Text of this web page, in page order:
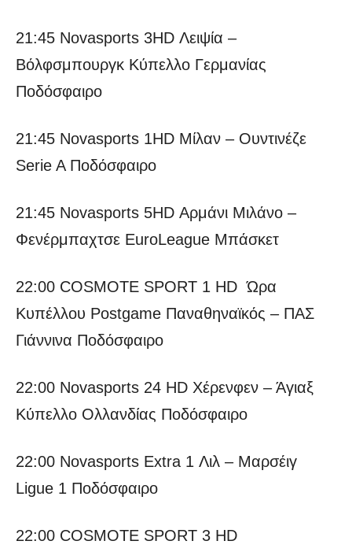
21:45 Novasports 3HD Λειψία –
Βόλφσμπουργκ Κύπελλο Γερμανίας
Ποδόσφαιρο
21:45 Novasports 1HD Μίλαν – Ουντινέζε
Serie A Ποδόσφαιρο
21:45 Novasports 5HD Αρμάνι Μιλάνο –
Φενέρμπαχτσε EuroLeague Μπάσκετ
22:00 COSMOTE SPORT 1 HD Ώρα
Κυπέλλου Postgame Παναθηναϊκός – ΠΑΣ
Γιάννινα Ποδόσφαιρο
22:00 Novasports 24 HD Χέρενφεν – Άγιαξ
Κύπελλο Ολλανδίας Ποδόσφαιρο
22:00 Novasports Extra 1 Λιλ – Μαρσέιγ
Ligue 1 Ποδόσφαιρο
22:00 COSMOTE SPORT 3 HD